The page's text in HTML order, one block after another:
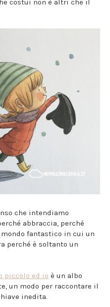
costui non è altri che il
che intendiamo
abbraccia, perché
fantastico in cui un
perché è soltanto un
piccolo ed io è un albo
un modo per raccontare il
inedita.